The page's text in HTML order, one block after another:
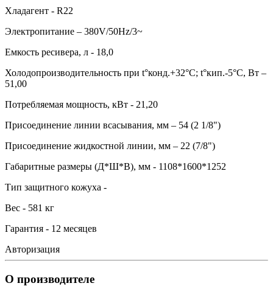
Хладагент - R22
Электропитание – 380V/50Hz/3~
Емкость ресивера, л - 18,0
Холодопроизводительность при t°конд.+32°С; t°кип.-5°С, Вт –
51,00
Потребляемая мощность, кВт - 21,20
Присоединение линии всасывания, мм – 54 (2 1/8")
Присоединение жидкостной линии, мм – 22 (7/8")
Габаритные размеры (Д*Ш*В), мм - 1108*1600*1252
Тип защитного кожуха -
Вес - 581 кг
Гарантия - 12 месяцев
Авторизация
О производителе